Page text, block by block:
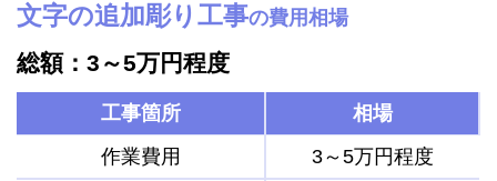
文字の追加彫り工事の費用相場
総額：3～5万円程度
工事箇所
相場
作業費用
3～5万円程度